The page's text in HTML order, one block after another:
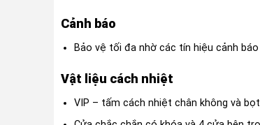
Cảnh báo
Bảo vệ tối đa nhờ các tín hiệu cảnh
Vật liệu cách nhiệt
VIP – tấm cách nhiệt chân không và